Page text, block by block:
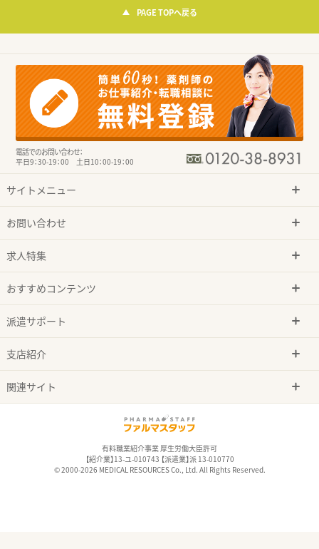
PAGE TOPへ戻る
電話でのお問い合わせ：
平日9：30-19：00 土日10：00-19：00
サイトメニュー
お問い合わせ
求人特集
おすすめコンテンツ
派遣サポート
支店紹介
関連サイト
有料職業紹介事業 厚生労働大臣許可
【紹介業】13-ユ-010743 【派遣業】派 13-010770
© 2000-2026 MEDICAL RESOURCES Co., Ltd. All Rights Reserved.